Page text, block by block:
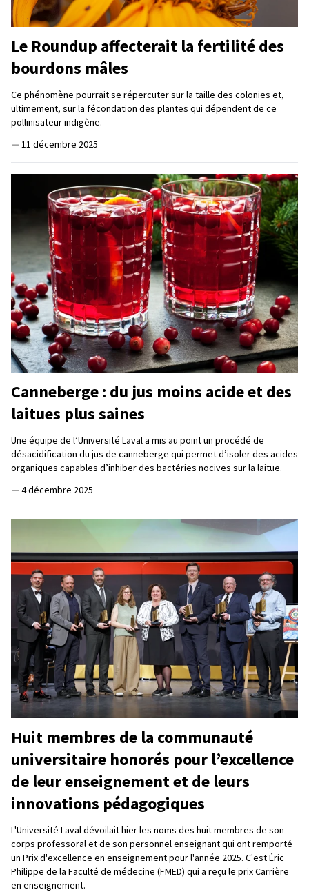
Le Roundup affecterait la fertilité des
bourdons mâles
Ce phénomène pourrait se répercuter sur la taille des colonies et,
ultimement, sur la fécondation des plantes qui dépendent de ce
pollinisateur indigène.
— 11 décembre 2025
Canneberge : du jus moins acide et des
laitues plus saines
Une équipe de l’Université Laval a mis au point un procédé de
désacidification du jus de canneberge qui permet d’isoler des acides
organiques capables d’inhiber des bactéries nocives sur la laitue.
— 4 décembre 2025
Huit membres de la communauté
universitaire honorés pour l’excellence
de leur enseignement et de leurs
innovations pédagogiques
L'Université Laval dévoilait hier les noms des huit membres de son
corps professoral et de son personnel enseignant qui ont remporté
un Prix d'excellence en enseignement pour l'année 2025. C'est Éric
Philippe de la Faculté de médecine (FMED) qui a reçu le prix Carrière
en enseignement.